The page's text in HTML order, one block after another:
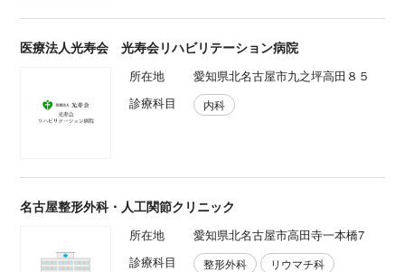
医療法人光寿会 光寿会リハビリテーション病院
所在地
愛知県北名古屋市九之坪高田８５
診療科目
内科
名古屋整形外科・人工関節クリニック
所在地
愛知県北名古屋市高田寺一本橋7
診療科目
整形外科
リウマチ科